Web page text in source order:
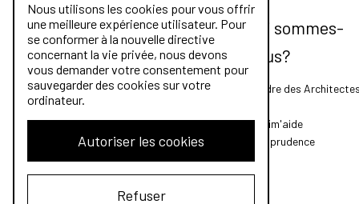
Qui sommes-
nous?
L'Ordre des Architectes
Archim'aide
Jurisprudence
Nous utilisons les cookies pour vous offrir
une meilleure expérience utilisateur. Pour
se conformer à la nouvelle directive
concernant la vie privée, nous devons
vous demander votre consentement pour
sauvegarder des cookies sur votre
ordinateur.
Autoriser les cookies
Refuser